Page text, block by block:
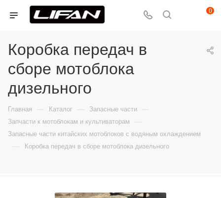
0
Коробка передач в
сборе мотоблока
дизельного
Главная — Каталог — Запасные части —
Запчасти к мотоблокам и культиваторам —
Запасные части китайских мотоблоков с водяным охлаждением
— Коробка передач в сборе мотоблока дизельного